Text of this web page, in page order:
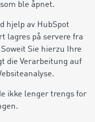
ble åpnet.
hjelp av HubSpot
lagres på servere fra
Sie hierzu Ihre
die Verarbeitung auf
ikke lenger trengs for